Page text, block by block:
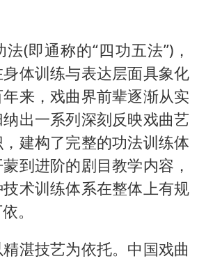
(即通称的“四功五法”)，
体训练与表达层面具象化
来，戏曲界前辈逐渐从实
出一系列深刻反映戏曲艺
建构了完整的功法训练体
到进阶的剧目教学内容，
术训练体系在整体上有规
。
湛技艺为依托。中国戏曲